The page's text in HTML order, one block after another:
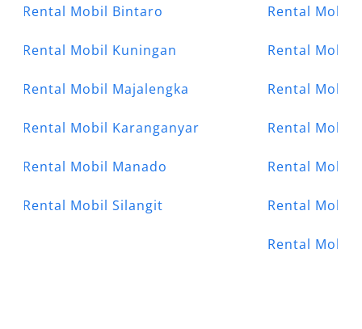
Rental Mobil Bintaro
Rental Mobil Kuningan
Rental Mobil Majalengka
Rental Mobil Karanganyar
Rental Mobil Manado
Rental Mobil Silangit
Rental Mobil
Rental Mobil
Rental Mobil
Rental Mobil
Rental Mobil
Rental Mobil
Rental Mobil